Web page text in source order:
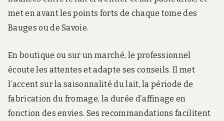
met en avant les points forts de chaque tome des
Bauges ou de Savoie.
En boutique ou sur un marché, le professionnel
écoute les attentes et adapte ses conseils. Il met
l’accent sur la saisonnalité du lait, la période de
fabrication du fromage, la durée d’affinage en
fonction des envies. Ses recommandations facilitent